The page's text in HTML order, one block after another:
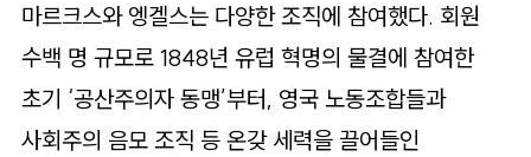
마르크스와 엥겔스는 다양한 조직에 참여했다. 회원
수백 명 규모로 1848년 유럽 혁명의 물결에 참여한
초기 ‘공산주의자 동맹’부터, 영국 노동조합들과
사회주의 음모 조직 등 온갖 세력을 끌어들인